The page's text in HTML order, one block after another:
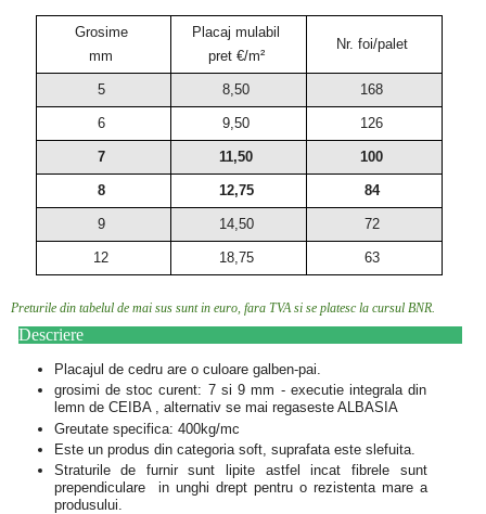
Grosime
mm
Placaj mulabil
pret €/m²
Nr. foi/palet
5 8,50 168
6 9,50 126
7 11,50 100
8 12,75 84
9 14,50 72
12 18,75 63
Preturile din tabelul de mai sus sunt in euro, fara TVA si se platesc la cursul BNR.
Descriere
Placajul de cedru are o culoare galben-pai.
grosimi de stoc curent: 7 si 9 mm - executie integrala din
lemn de CEIBA , alternativ se mai regaseste ALBASIA
Greutate specifica: 400kg/mc
Este un produs din categoria soft, suprafata este slefuita.
Straturile de furnir sunt lipite astfel incat fibrele sunt
prependiculare in unghi drept pentru o rezistenta mare a
produsului.